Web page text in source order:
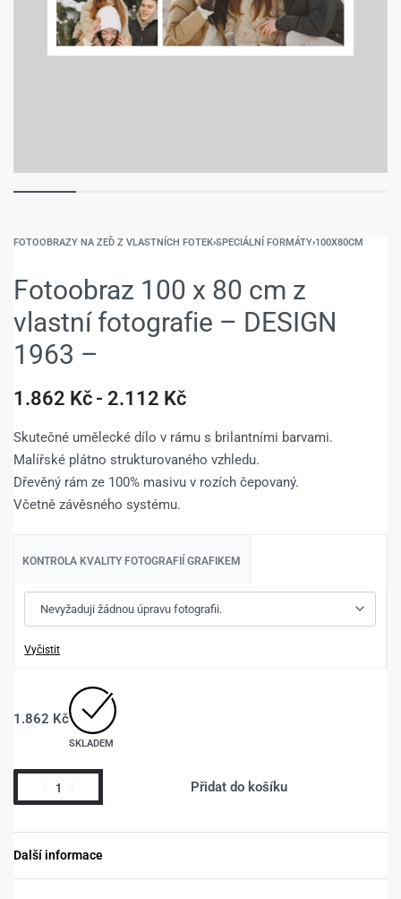
FOTOOBRAZY NA ZEĎ Z VLASTNÍCH FOTEK›SPECIÁLNÍ FORMÁTY›100X80CM
Fotoobraz 100 x 80 cm z
vlastní fotografie – DESIGN
1963 –
1.862 Kč 2.112 Kč
Skutečné umělecké dílo v rámu s brilantními barvami.
Malířské plátno strukturovaného vzhledu.
Dřevěný rám ze 100% masivu v rozích čepovaný.
Včetně závěsného systému.
KONTROLA KVALITY FOTOGRAFIÍ GRAFIKEM
Vyčistit
1.862 Kč
SKLADEM
Přidat do košíku
Další informace